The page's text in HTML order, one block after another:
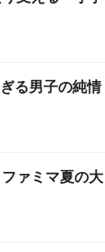
る男子の純情
ァミマ夏の大